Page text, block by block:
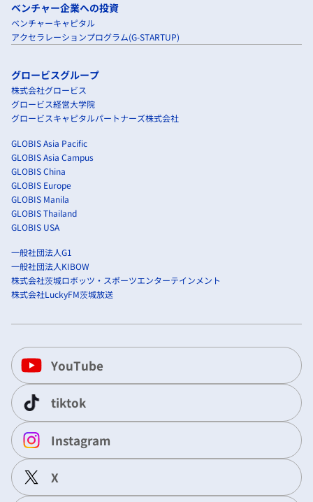
ベンチャー企業への投資
ベンチャーキャピタル
アクセラレーションプログラム(G-STARTUP)
グロービスグループ
株式会社グロービス
グロービス経営大学院
グロービスキャピタルパートナーズ株式会社
GLOBIS Asia Pacific
GLOBIS Asia Campus
GLOBIS China
GLOBIS Europe
GLOBIS Manila
GLOBIS Thailand
GLOBIS USA
一般社団法人G1
一般社団法人KIBOW
株式会社茨城ロボッツ・スポーツエンターテインメント
株式会社LuckyFM茨城放送
YouTube
tiktok
Instagram
X